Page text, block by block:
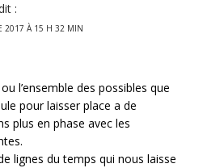
:
2017 À 15 H 32 MIN
l’ensemble des possibles que
pour laisser place a de
plus en phase avec les
lignes du temps qui nous laisse